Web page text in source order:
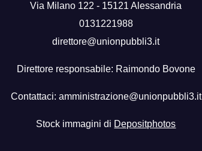
Via Milano 122 - 15121 Alessandria
0131221988
direttore@unionpubbli3.it
Direttore responsabile: Raimondo Bovone
Contattaci: amministrazione@unionpubbli3.it
Stock immagini di Depositphotos